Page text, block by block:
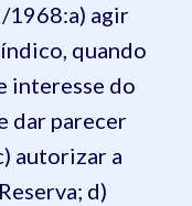
1968:a) agir
quando
interesse do
dar parecer
autorizar a
d)